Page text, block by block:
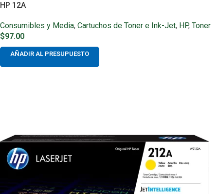
HP 12A
Consumibles y Media, Cartuchos de Toner e Ink-Jet, HP, Toner
$97.00
AÑADIR AL PRESUPUESTO